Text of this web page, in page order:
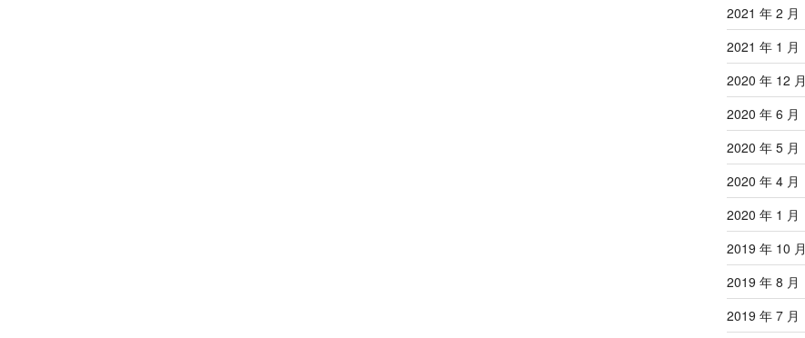
2021 年 2 月
2021 年 1 月
2020 年 12 月
2020 年 6 月
2020 年 5 月
2020 年 4 月
2020 年 1 月
2019 年 10 月
2019 年 8 月
2019 年 7 月